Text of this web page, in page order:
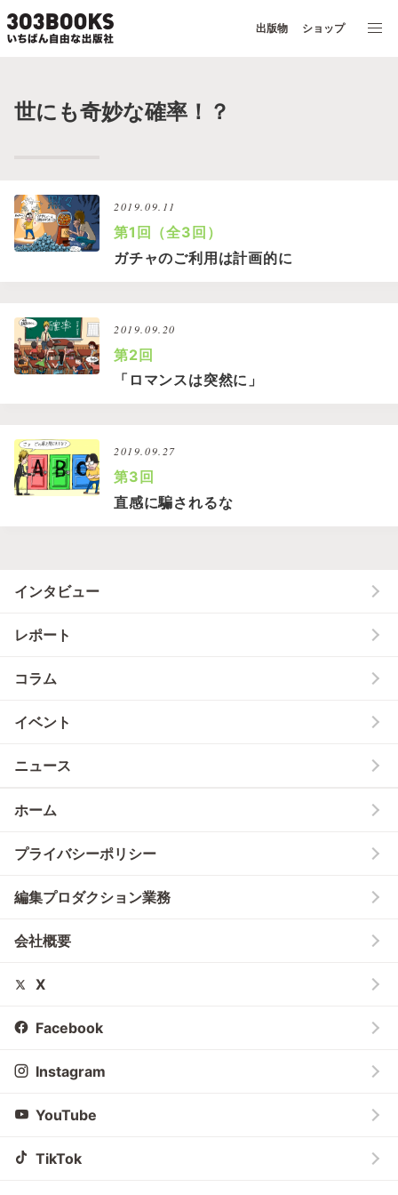
出版物 ショップ
世にも奇妙な確率！？
2019.09.11
第1回（全3回）
ガチャのご利用は計画的に
2019.09.20
第2回
「ロマンスは突然に」
2019.09.27
第3回
直感に騙されるな
インタビュー
レポート
コラム
イベント
ニュース
ホーム
プライバシーポリシー
編集プロダクション業務
会社概要
X
Facebook
Instagram
YouTube
TikTok